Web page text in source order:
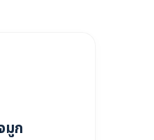
มูก